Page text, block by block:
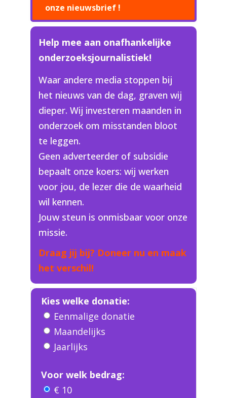
onze nieuwsbrief !
Help mee aan onafhankelijke
onderzoeksjournalistiek!
Waar andere media stoppen bij
het nieuws van de dag, graven wij
dieper. Wij investeren maanden in
onderzoek om misstanden bloot
te leggen.
Geen adverteerder of subsidie
bepaalt onze koers: wij werken
voor jou, de lezer die de waarheid
wil kennen.
Jouw steun is onmisbaar voor onze
missie.
Draag jij bij? Doneer nu en maak
het verschil!
Kies welke donatie:
Eenmalige donatie
Maandelijks
Jaarlijks
Voor welk bedrag:
€ 10